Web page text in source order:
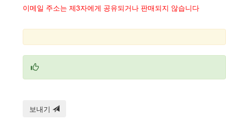
이메일 주소는 제3자에게 공유되거나 판매되지 않습니다
보내기